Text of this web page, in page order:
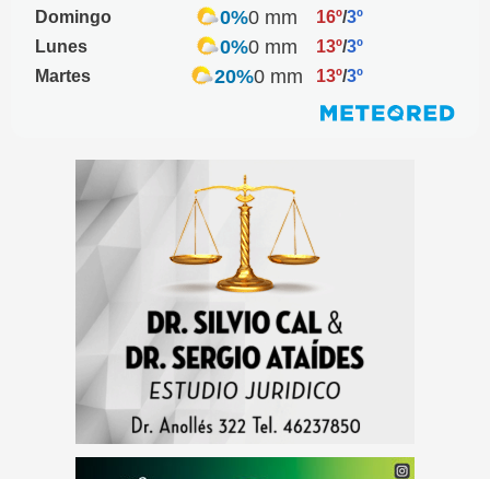
Domingo
0%0 mm 16º/3º
Lunes
0%0 mm 13º/3º
Martes
20%0 mm 13º/3º